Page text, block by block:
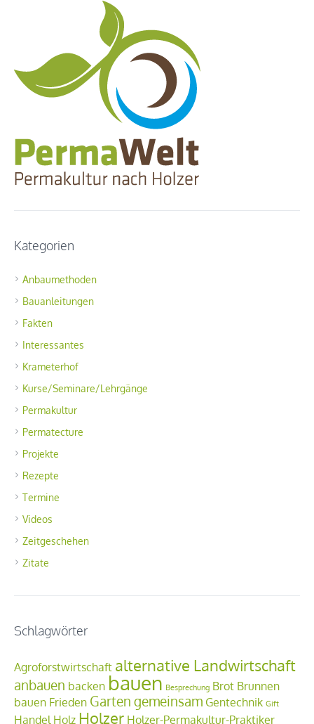
Kategorien
Anbaumethoden
Bauanleitungen
Fakten
Interessantes
Krameterhof
Kurse/Seminare/Lehrgänge
Permakultur
Permatecture
Projekte
Rezepte
Termine
Videos
Zeitgeschehen
Zitate
Schlagwörter
Agroforstwirtschaft alternative Landwirtschaft
anbauen backen bauen Besprechung Brot Brunnen
bauen Frieden Garten gemeinsam Gentechnik Gift
Handel Holz Holzer Holzer-Permakultur-Praktiker